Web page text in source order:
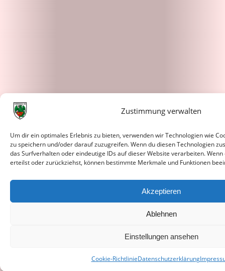
Zustimmung verwalten
Um dir ein optimales Erlebnis zu bieten, verwenden wir Technologien wie
zu speichern und/oder darauf zuzugreifen. Wenn du diesen Technologien
das Surfverhalten oder eindeutige IDs auf dieser Website verarbeiten.
erteilst oder zurückziehst, können bestimmte Merkmale und Funktionen
Akzeptieren
Ablehnen
Einstellungen ansehen
Cookie-RichtlinieDatenschutzerklärung